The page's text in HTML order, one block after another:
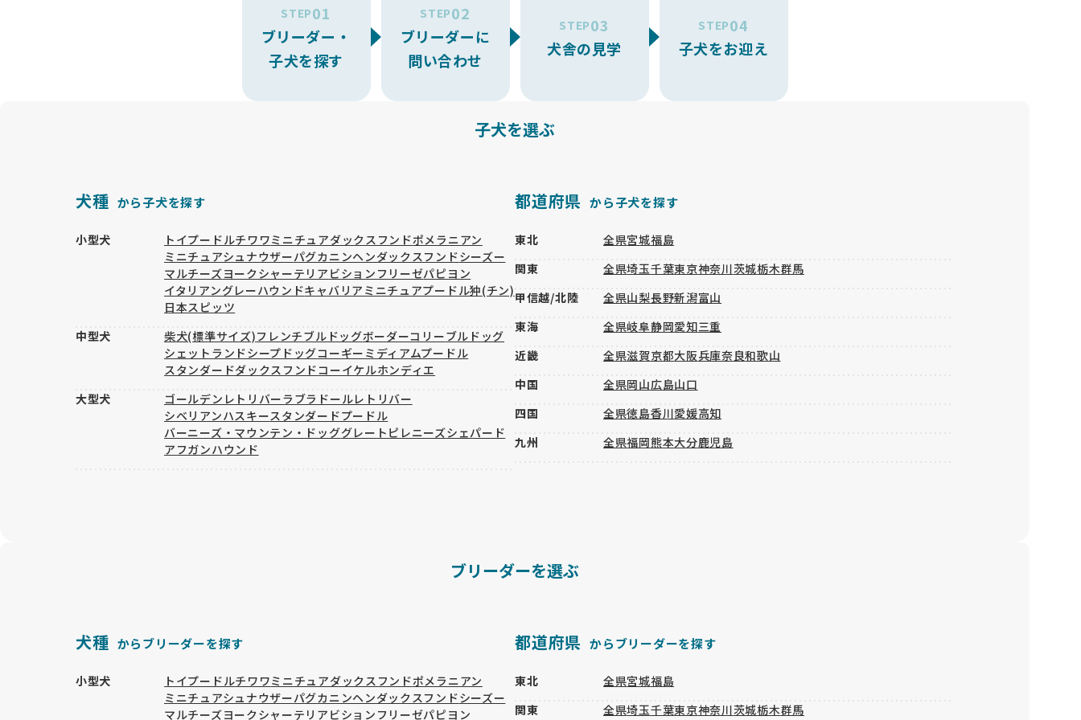
STEP01
ブリーダー・
子犬を探す
STEP02
ブリーダーに
問い合わせ
STEP03
犬舎の見学
STEP04
子犬をお迎え
子犬を選ぶ
犬種 から子犬を探す
小型犬 トイプードルチワワミニチュアダックスフンドポメラニアン
ミニチュアシュナウザーパグカニンヘンダックスフンドシーズー
マルチーズヨークシャーテリア ビションフリーゼパピヨン
イタリアングレーハウンドキャバリア ミニチュアプードル狆(チン)
日本スピッツ
中型犬
柴犬(標準サイズ)フレンチブルドッグボーダーコリーブルドッグ
シェットランドシープドッグコーギー ミディアムプードル
スタンダードダックスフンドコーイケルホンディエ
大型犬
ゴールデンレトリバーラブラドールレトリバー
シベリアンハスキースタンダードプードル
バーニーズ・マウンテン・ドッググレートピレニーズシェパード
アフガンハウンド
都道府県 から子犬を探す
東北 全県宮城福島
関東
全県埼玉千葉東京神奈川茨城栃木群馬
甲信越/北陸
全県山梨長野新潟富山
東海
全県岐阜静岡愛知三重
近畿
全県滋賀京都大阪兵庫奈良和歌山
中国
全県岡山広島山口
四国
全県徳島香川愛媛高知
九州
全県福岡熊本大分鹿児島
ブリーダーを選ぶ
犬種 からブリーダーを探す
小型犬 トイプードルチワワミニチュアダックスフンドポメラニアン
ミニチュアシュナウザーパグカニンヘンダックスフンドシーズー
マルチーズヨークシャーテリア ビションフリーゼパピヨン
都道府県 からブリーダーを探す
東北 全県宮城福島
関東
全県埼玉千葉東京神奈川茨城栃木群馬